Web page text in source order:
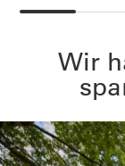
Wir